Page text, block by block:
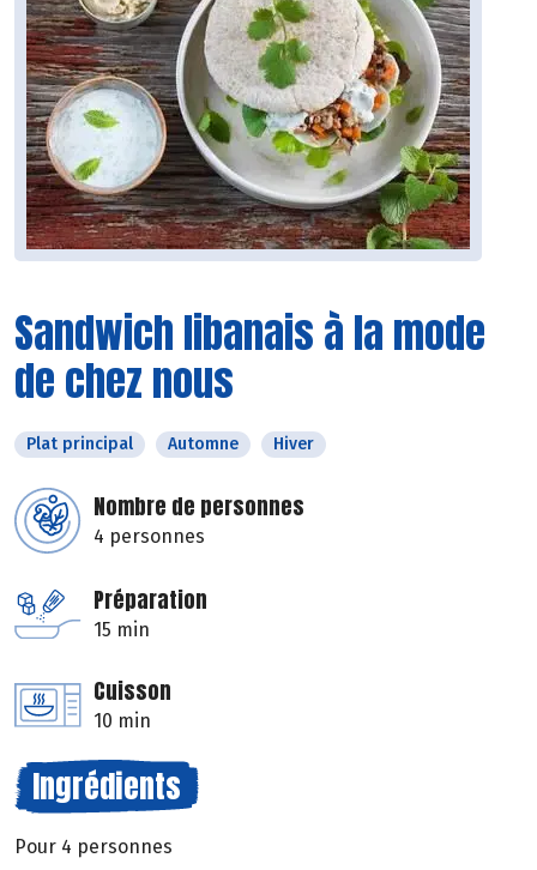
Sandwich libanais à la mode
de chez nous
Plat principal Automne Hiver
Nombre de personnes
4 personnes
Préparation
15 min
Cuisson
10 min
Ingrédients
Pour 4 personnes